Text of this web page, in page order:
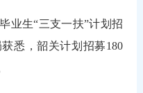
生“三支一扶”计划招
悉，韶关计划招募180